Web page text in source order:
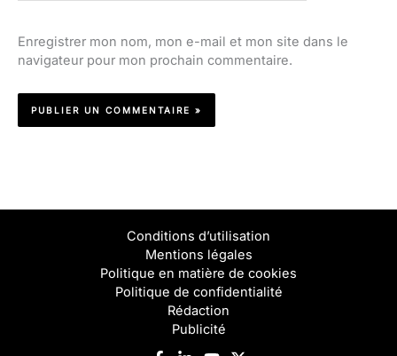
Enregistrer mon nom, mon e-mail et mon site dans le
navigateur pour mon prochain commentaire.
Conditions d’utilisation
Mentions légales
Politique en matière de cookies
Politique de confidentialité
Rédaction
Publicité